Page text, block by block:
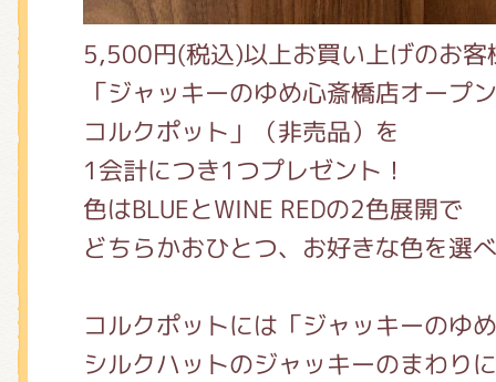
5,500円(税込)以上お買い上げのお客
「ジャッキーのゆめ心斎橋店オープ
コルクポット」（非売品）を
1会計につき1つプレゼント！
色はBLUEとWINE REDの2色展開で
どちらかおひとつ、お好きな色を選
コルクポットには「ジャッキーのゆ
シルクハットのジャッキーのまわり